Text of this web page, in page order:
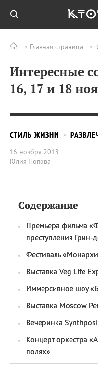
Главная страница
Интересные
16, 17 и 18
СТИЛЬ ЖИЗНИ
16 ноября 2018
Юлия Попова
Содержание
Премьера фильма
преступления Грин-
Фестиваль
Выставка Veg Life
Иммерсивное шоу
Выставка Moscow
Вечеринка
Концерт оркестра
полях»